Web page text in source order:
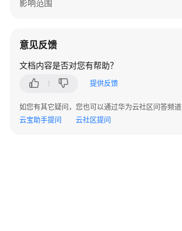
Spark/Spark2x
使
用
使
影响范围
意见反馈
文档内容是否对您有帮助？
提供反馈
如您有其它疑问，您也可以通过华为云社区问答频
云宝助手提问
云社区提问